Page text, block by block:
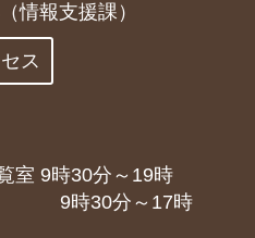
報支援課）
ス
室 9時30分～19時
時30分～17時